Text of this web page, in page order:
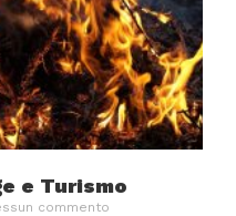
e Turismo
commento